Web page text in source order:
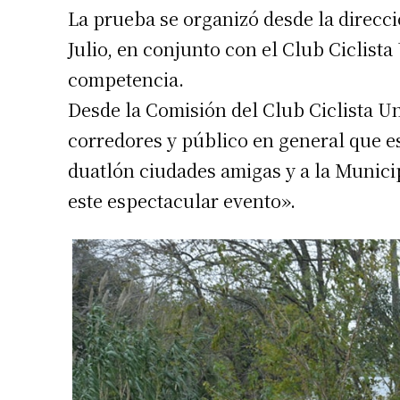
Dirección
Nombre
La prueba se organizó desde la
Julio, en conjunto con el Club
competencia.
Desde la Comisión del Club Ciclista
corredores y público en general que
duatlón ciudades amigas y a la
este espectacular evento».